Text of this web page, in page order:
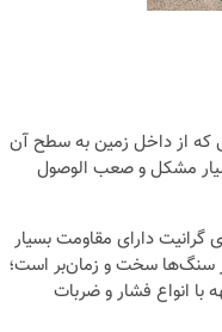
که از داخل زمین به سطح آن
مشکل و صعب الوصول
دارای مقاومت بسیار
سنگ‌ها سخت و زمان‌بر است؛
انواع فشار و ضربات